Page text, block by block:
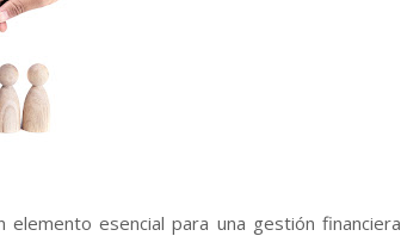
esencial para una gestión financiera